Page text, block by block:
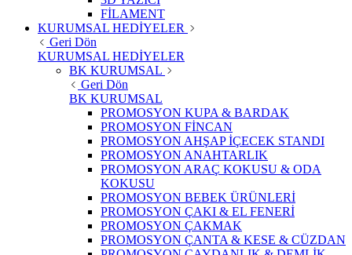
FİLAMENT
KURUMSAL HEDİYELER
Geri Dön
KURUMSAL HEDİYELER
BK KURUMSAL
Geri Dön
BK KURUMSAL
PROMOSYON KUPA & BARDAK
PROMOSYON FİNCAN
PROMOSYON AHŞAP İÇECEK STANDI
PROMOSYON ANAHTARLIK
PROMOSYON ARAÇ KOKUSU & ODA
KOKUSU
PROMOSYON BEBEK ÜRÜNLERİ
PROMOSYON ÇAKI & EL FENERİ
PROMOSYON ÇAKMAK
PROMOSYON ÇANTA & KESE & CÜZDAN